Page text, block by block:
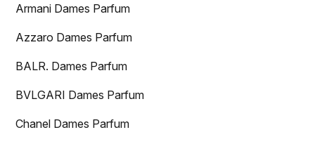
Armani Dames Parfum
Azzaro Dames Parfum
BALR. Dames Parfum
BVLGARI Dames Parfum
Chanel Dames Parfum